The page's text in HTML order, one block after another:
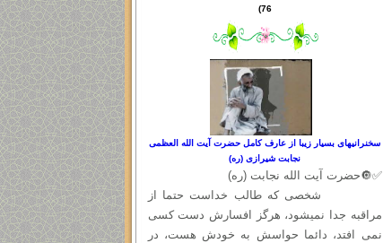
76)
سخنرانیهای بسیار زیبا از عارف کامل حضرت آیت الله العظمی
نجابت شیرازی (ره)
✅🔘حضرت آیت الله نجابت (ره)
شخصی که طالب خداست حتما از
مراقبه جدا نمیشود، هرگز افسارش دست کسی
نمی افتد، دائما حواسش به خودش هست، در